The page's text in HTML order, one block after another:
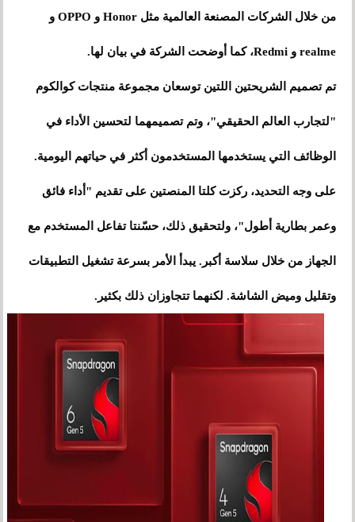
من خلال الشركات المصنعة العالمية مثل Honor و OPPO و
realme و Redmi، كما أوضحت الشركة في بيان لها.
تم تصميم الشريحتين اللتين توسعان مجموعة منتجات كوالكوم
"لتجارب العالم الحقيقي"، وتم تصميمهما لتحسين الأداء في
الوظائف التي يستخدمها المستخدمون أكثر في حياتهم اليومية.
على وجه التحديد، ركزت كلتا المنصتين على تقديم "أداء فائق
وعمر بطارية أطول"، ولتحقيق ذلك، حسّنتا تفاعل المستخدم مع
الجهاز من خلال سلاسة أكبر. يبدأ الأمر بسرعة تشغيل التطبيقات
وتقليل وميض الشاشة. لكنهما تتجاوزان ذلك بكثير.